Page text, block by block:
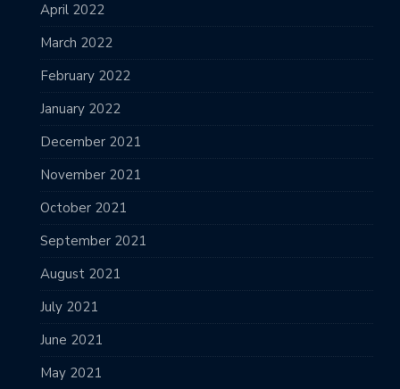
April 2022
March 2022
February 2022
January 2022
December 2021
November 2021
October 2021
September 2021
August 2021
July 2021
June 2021
May 2021